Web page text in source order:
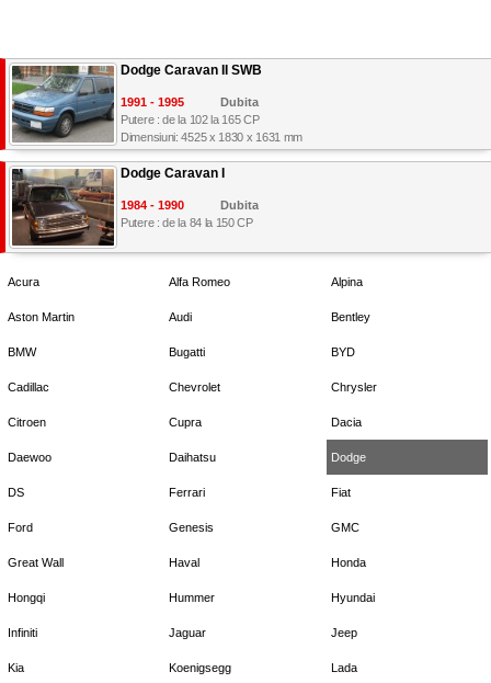
Dodge Caravan II SWB
1991 - 1995
Dubita
Putere : de la 102 la 165 CP
Dimensiuni: 4525 x 1830 x 1631 mm
Dodge Caravan I
1984 - 1990
Dubita
Putere : de la 84 la 150 CP
Acura Alfa Romeo Alpina
Aston Martin Audi Bentley
BMW Bugatti BYD
Cadillac Chevrolet Chrysler
Citroen Cupra Dacia
Daewoo Daihatsu Dodge
DS Ferrari Fiat
Ford Genesis GMC
Great Wall Haval Honda
Hongqi Hummer Hyundai
Infiniti Jaguar Jeep
Kia Koenigsegg Lada